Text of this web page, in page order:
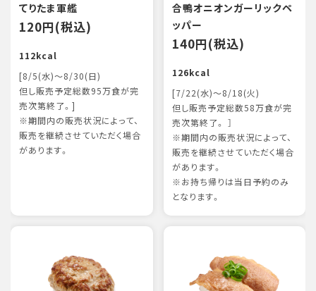
てりたま軍艦
120円(税込)
112kcal
[8/5(水)～8/30(日)
但し販売予定総数95万食が完
売次第終了。]
※期間内の販売状況によって、
販売を継続させていただく場合
があります。
合鴨オニオンガーリックペ
ッパー
140円(税込)
126kcal
[7/22(水)～8/18(火)
但し販売予定総数58万食が完
売次第終了。 ］
※期間内の販売状況によって、
販売を継続させていただく場合
があります。
※お持ち帰りは当日予約のみ
となります。